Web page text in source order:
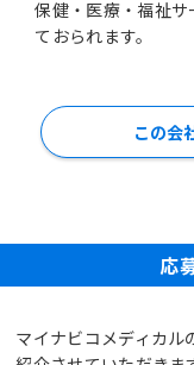
保健・医療・福祉
ておられます。
この会
応
マイナビコメディカル